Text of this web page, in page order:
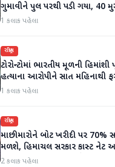
ગુમાવીને પુલ પરથી પડી ગયા, 40
1 કલાક પહેલા
રાષ્ટ્રીય
ટોરોન્ટોમાં ભારતીય મૂળની હિમાંશી
હત્યાના આરોપીને સાત મહિનાથી
ધરપકડ કરવામાં આવી
1 કલાક પહેલા
રાષ્ટ્રીય
માછીમારોને બોટ ખરીદી પર 70%
મળશે, હિમાચલ સરકાર કાસ્ટ નેટ
પર 90% સબસિડી આપશે
2 કલાક પહેલા